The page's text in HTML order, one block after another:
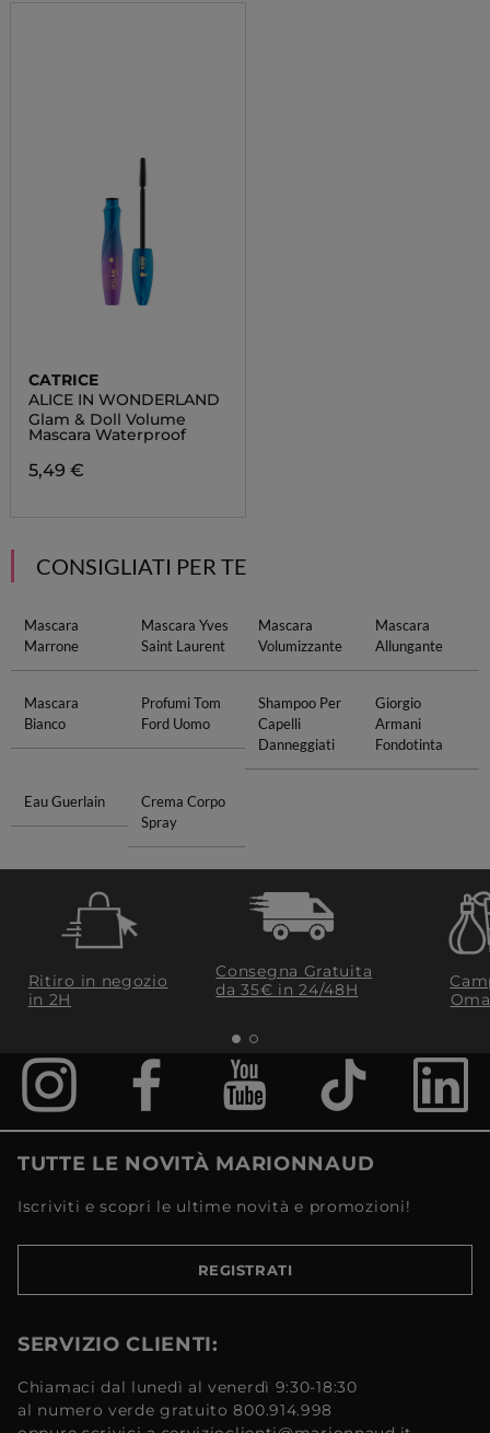
CATRICE
ALICE IN WONDERLAND
Glam & Doll Volume
Mascara Waterproof
5,49 €
CONSIGLIATI PER TE
Mascara
Marrone
Mascara Yves
Saint Laurent
Mascara
Volumizzante
Mascara
Allungante
Mascara
Bianco
Profumi Tom
Ford Uomo
Shampoo Per
Capelli
Danneggiati
Giorgio
Armani
Fondotinta
Eau Guerlain
Crema Corpo
Spray
Ritiro in negozio
in 2H
Consegna Gratuita
da 35€​ in 24/48H
TUTTE LE NOVITÀ MARIONNAUD
Iscriviti e scopri le ultime novità e promozioni!
REGISTRATI
SERVIZIO CLIENTI:
Chiamaci dal lunedì al venerdì 9:30-18:30
al numero verde gratuito 800.914.998